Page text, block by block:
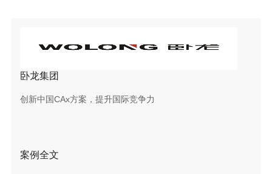
卧龙集团
创新中国CAx方案，提升国际竞争力
案例全文